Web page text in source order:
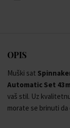
OPIS
Muški sat
Automatic Set
vaš stil. Uz
morate se brinuti